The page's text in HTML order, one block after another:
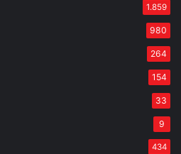
1.859
980
264
154
33
9
434